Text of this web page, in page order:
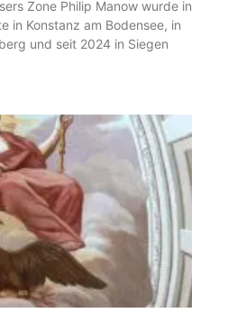
Zone Philip Manow wurde in
in Konstanz am Bodensee, in
und seit 2024 in Siegen